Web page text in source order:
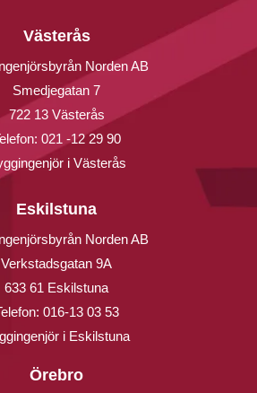
Västerås
Norden AB
Smedjegatan 7
722 13 Västerås
021 -12 29 90
i Västerås
Eskilstuna
Norden AB
Verkstadsgatan 9A
633 61 Eskilstuna
016-13 03 53
i Eskilstuna
Örebro